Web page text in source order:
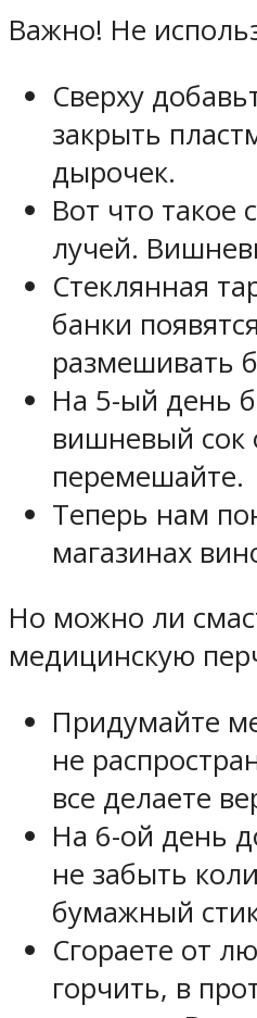
Важно! Не
Сверху
закрыть
дырочек.
Вот что такое
лучей.
Стеклянная
банки
размешивать
На 5-ый день
вишневый сок
перемешайте.
Теперь нам
магазинах
Но можно ли
медицинскую
Придумайте
не
все делаете
На 6-ой день
не забыть
бумажный
Сгораете от
горчить, в